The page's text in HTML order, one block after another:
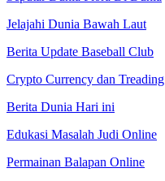
Jelajahi Dunia Bawah Laut
Berita Update Baseball Club
Crypto Currency dan Treading
Berita Dunia Hari ini
Edukasi Masalah Judi Online
Permainan Balapan Online